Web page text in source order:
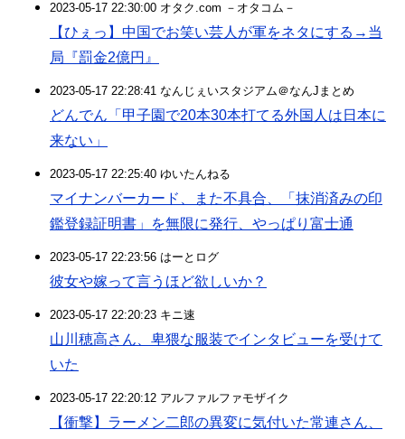
2023-05-17 22:30:00 オタク.com －オタコム－
【ひぇっ】中国でお笑い芸人が軍をネタにする→当
局『罰金2億円』
2023-05-17 22:28:41 なんじぇいスタジアム＠なんJまとめ
どんでん「甲子園で20本30本打てる外国人は日本に
来ない」
2023-05-17 22:25:40 ゆいたんねる
マイナンバーカード、また不具合、「抹消済みの印
鑑登録証明書」を無限に発行、やっぱり富士通
2023-05-17 22:23:56 はーとログ
彼女や嫁って言うほど欲しいか？
2023-05-17 22:20:23 キニ速
山川穂高さん、卑猥な服装でインタビューを受けて
いた
2023-05-17 22:20:12 アルファルファモザイク
【衝撃】ラーメン二郎の異変に気付いた常連さん、